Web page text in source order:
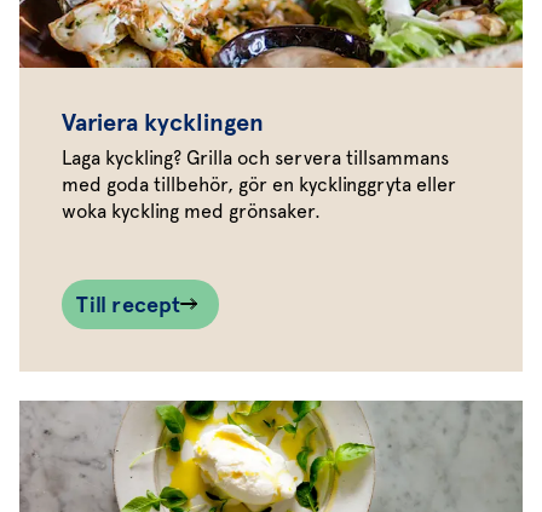
Variera kycklingen
Laga kyckling? Grilla och servera tillsammans
med goda tillbehör, gör en kycklinggryta eller
woka kyckling med grönsaker.
Till recept